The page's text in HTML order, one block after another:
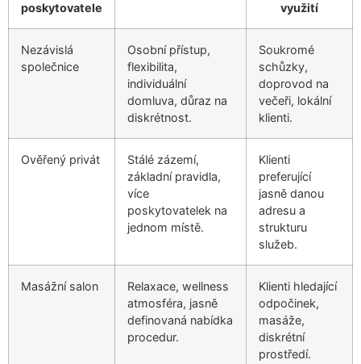
poskytovatele
využití
Nezávislá
společnice
Osobní přístup,
flexibilita,
individuální
domluva, důraz na
diskrétnost.
Soukromé
schůzky,
doprovod na
večeři, lokální
klienti.
Ověřený privát
Stálé zázemí,
základní pravidla,
více
poskytovatelek na
jednom místě.
Klienti
preferující
jasně danou
adresu a
strukturu
služeb.
Masážní salon
Relaxace, wellness
atmosféra, jasně
definovaná nabídka
procedur.
Klienti hledající
odpočinek,
masáže,
diskrétní
prostředí.